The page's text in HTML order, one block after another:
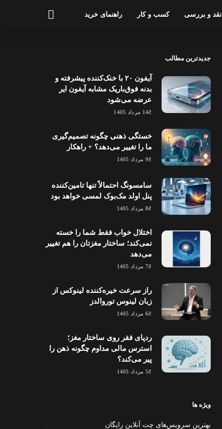
نقد و بررسی کسب و کار راهنمای خرید
جدیدترین مطالب
آیفون ۲۰ با خنک‌کننده پیشرفته و
بدنه فوق‌باریک مشابه آیفون ایر
عرضه می‌شود
14 مرداد 1405
خستگی ذهنی چگونه تصمیم‌گیری
ما را تغییر می‌دهد؟ + راهکار
9 مرداد 1405
سامسونگ احتمالاً تنها تامین‌کننده
پنل اولد مک‌بوک لمسی خواهد بود
8 مرداد 1405
اختلال خواب فقط شما را خسته
نمی‌کند؛ ساختار مغزتان را هم تغییر
می‌دهد
7 مرداد 1405
راز سرعت خیره‌کننده لینوکس از
زبان لینوس توروالدز
6 مرداد 1405
ردپای فقر روی ساختار مغز؛
استرس مالی مداوم چگونه ذهن را
پیر می‌کند؟
5 مرداد 1405
ویژه ها
بهترین سرویس‌های چت آنلاین رایگان